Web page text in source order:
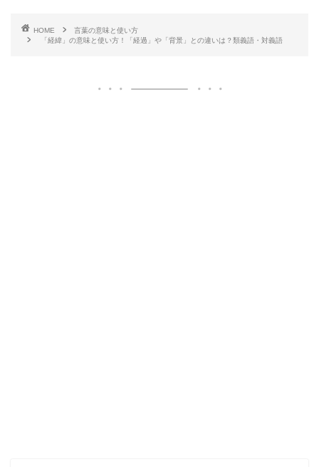
HOME
言葉の意味と使い方
「経緯」の意味と使い方！「経過」や「背景」との違いは？類義語・対義語